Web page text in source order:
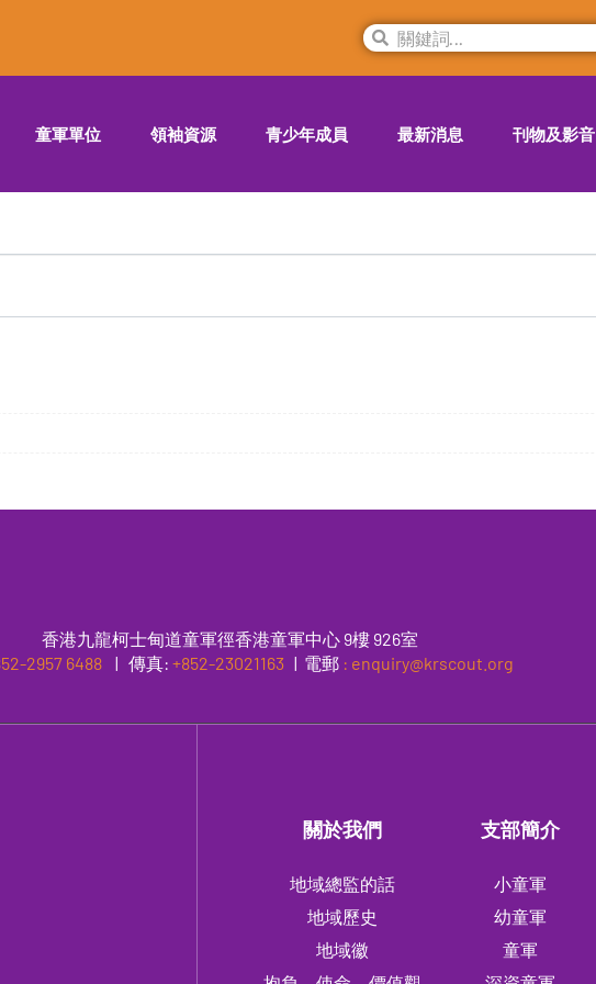
童軍單位 領袖資源 青少年成員 最新消息 刊物及影音
香港九龍柯士甸道童軍徑香港童軍中心 9樓 926室
2957 6488 |傳真:+852-23021163 | 電郵 : enquiry@krscout.org
關於我們
地域總監的話
地域歷史
地域徽
支部簡介
小童軍
幼童軍
童軍